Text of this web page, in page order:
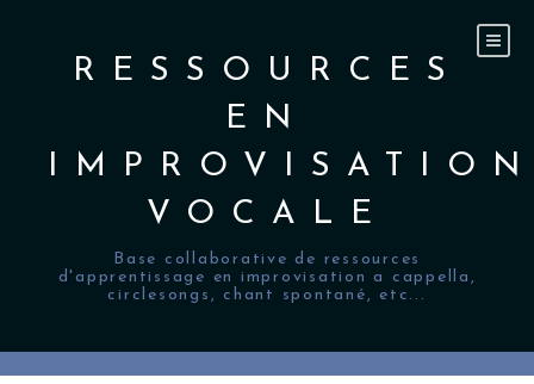
RESSOURCES
EN
VOCALE
Base collaborative de ressources
d'apprentissage en improvisation a cappella,
circlesongs, chant spontané, etc...